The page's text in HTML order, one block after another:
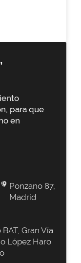
para que
en
Ponzano 87,
Madrid
Gran Vía
López Haro